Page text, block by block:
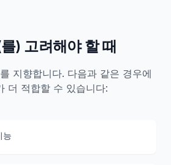
) 고려해야 할 때
지향합니다. 다음과 같은 경우에
더 적합할 수 있습니다:
능